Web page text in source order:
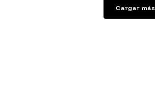
Cargar más